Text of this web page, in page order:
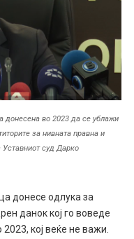
донесена во 2023 да се ублажи
за нивната правна и
Уставниот суд Дарко
донесе одлука за
данок кој го воведе
кој веќе не важи.